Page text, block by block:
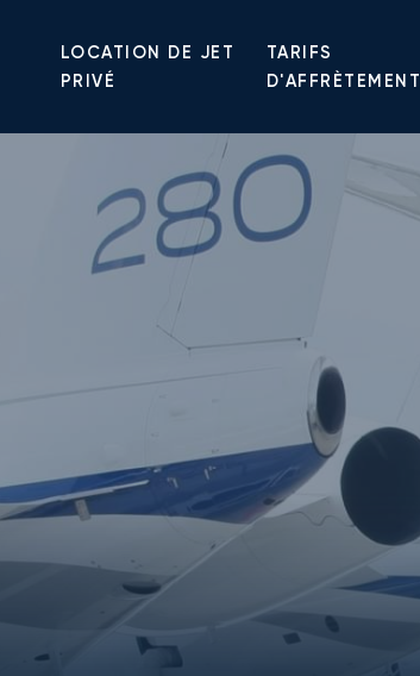
LOCATION DE JET
PRIVÉ
TARIFS
D'AFFRÈTEMENT